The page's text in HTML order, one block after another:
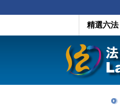
精選六法